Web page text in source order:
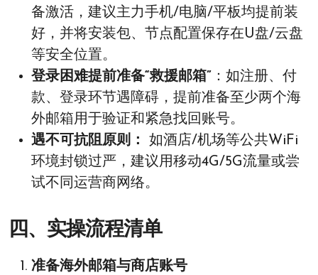
备激活，建议主力手机/电脑/平板均提前装
好，并将安装包、节点配置保存在U盘/云盘
等安全位置。
登录困难提前准备“救援邮箱” ：如注册、付
款、登录环节遇障碍，提前准备至少两个海
外邮箱用于验证和紧急找回账号。
遇不可抗阻原则：
如酒店/机场等公共WiFi
环境封锁过严，建议用移动4G/5G流量或尝
试不同运营商网络。
四、实操流程清单
准备海外邮箱与商店账号